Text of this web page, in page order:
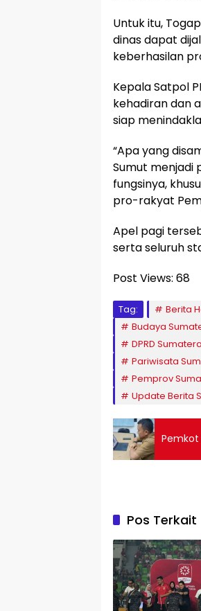
Untuk itu,
dinas dapat
keberhasilan
Kepala Satpol
kehadiran dan
siap
“Apa yang
Sumut menjadi
fungsinya,
pro-rakyat
Apel pagi
serta seluruh
Post Views: 68
Tag: Berita
Budaya
DPRD
Pariwisata
Pemprov
Update Berita
Pemkot
Pos Terkait